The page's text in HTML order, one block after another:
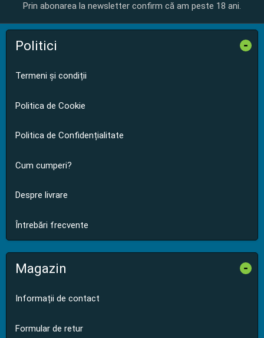
Prin abonarea la newsletter confirm că am peste 18 ani.
Politici -
Termeni și condiții
Politica de Cookie
Politica de Confidențialitate
Cum cumperi?
Despre livrare
Întrebări frecvente
Magazin -
Informații de contact
Formular de retur